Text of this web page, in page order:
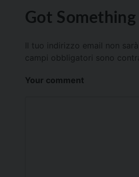
Got Something
Il tuo indirizzo email non
campi obbligatori sono
Your comment